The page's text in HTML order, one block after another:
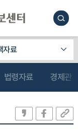
자료
법령자료 경제관